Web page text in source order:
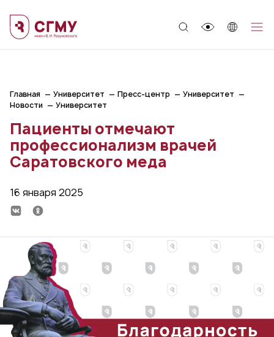
Главная Университет Пресс-центр
Университет
Новости
Университет
Пациенты отмечают
профессионализм врачей
Саратовского меда
16 января 2025